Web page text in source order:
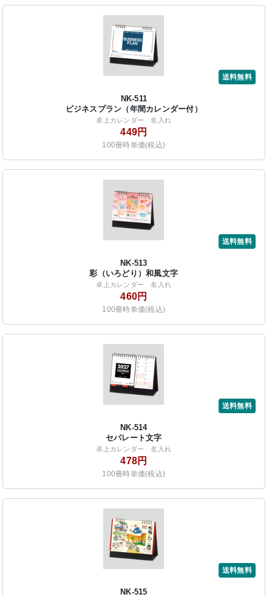
送料無料
NK-511
ビジネスプラン（年間カレンダー付）
卓上カレンダー 名入れ
449円
100冊時単価(税込)
送料無料
NK-513
彩（いろどり）和風文字
卓上カレンダー 名入れ
460円
100冊時単価(税込)
送料無料
NK-514
セパレート文字
卓上カレンダー 名入れ
478円
100冊時単価(税込)
送料無料
NK-515